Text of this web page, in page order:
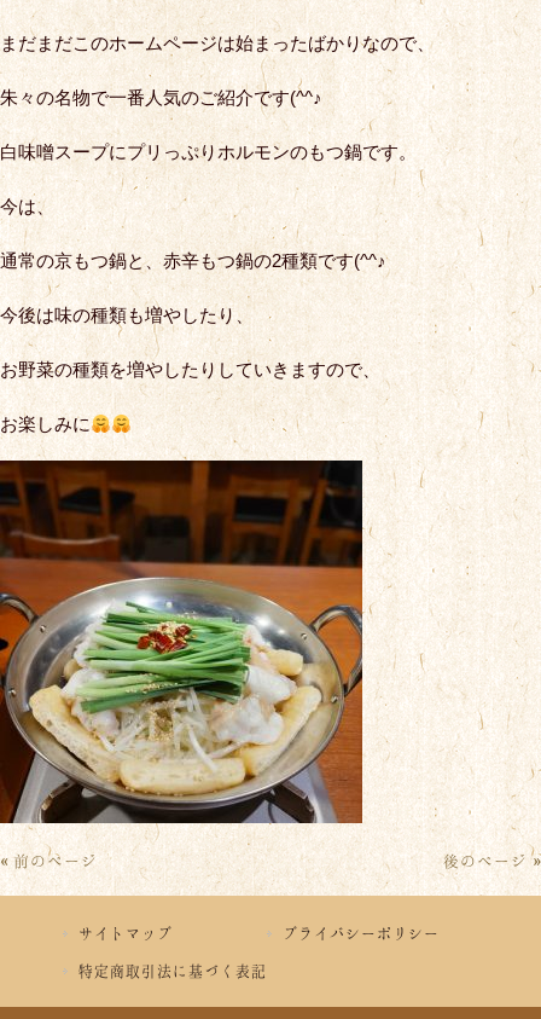
まだまだこのホームページは始まったばかりなので、
朱々の名物で一番人気のご紹介です(^^♪
白味噌スープにプリっぷりホルモンのもつ鍋です。
今は、
通常の京もつ鍋と、赤辛もつ鍋の2種類です(^^♪
今後は味の種類も増やしたり、
お野菜の種類を増やしたりしていきますので、
お楽しみに
« 前のページ 後のページ »
サイトマップ プライバシーポリシー
特定商取引法に基づく表記